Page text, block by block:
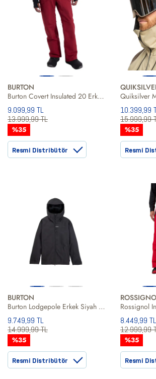
BURTON
Burton Covert Insulated 20 Erkek Kırmızı Snowboard Pantolonu
9.099,99 TL
13.999,99 TL
%35
Resmi Distribütör
10.399,99
15.999,99
%35
Resmi
BURTON
Burton Lodgepole Erkek Siyah Snowboard Ceketi
9.749,99 TL
14.999,99 TL
%35
Resmi Distribütör
8.449,99 TL
12.999,99
%35
Resmi